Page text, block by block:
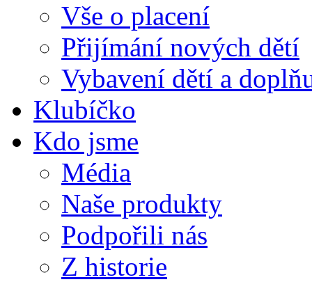
Vše o placení
Přijímání nových dětí
Vybavení dětí a
Klubíčko
Kdo jsme
Média
Naše produkty
Podpořili nás
Z historie